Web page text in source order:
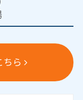
ちら